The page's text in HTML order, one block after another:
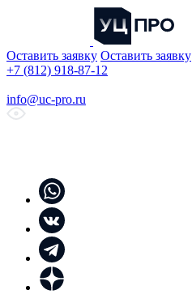
Оставить заявку Оставить заявку
+7 (812) 918-87-12
info@uc-pro.ru